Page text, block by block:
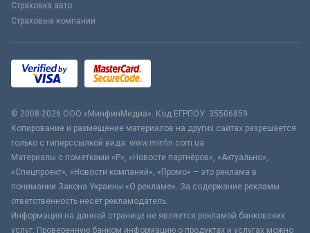
Страховка авто
Страховые компании
© 2008-2026 ООО «МинфинМедиа». Код ЕГРПОУ: 35506859
Копирование и размещение материалов на других сайтах разрешается
только с гиперссылкой вида: www.minfin.com.ua
Материалы с пометками «Р», «Новости партнёров», «Актуально»,
«Спецпроект», «Новости компаний», «Промо» – это реклама в
понимании Закона Украины «О рекламе». За содержание рекламы
ответственность несёт рекламодатель.
Информация на данной странице не является рекламой банковских
услуг. Проверенную банком информацию о продуктах и услугах можно